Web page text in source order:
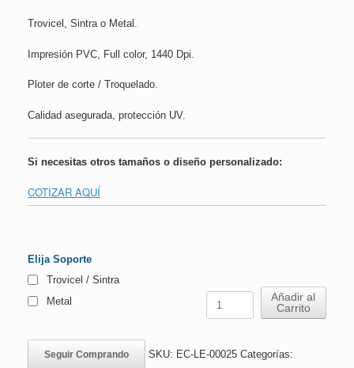
Trovicel, Sintra o Metal.
Impresión PVC, Full color, 1440 Dpi.
Ploter de corte / Troquelado.
Calidad asegurada, protección UV.
Si necesitas otros tamaños o diseño personalizado:
COTIZAR AQUÍ
Elija Soporte
Trovicel / Sintra
Metal
Letrero
Dirección
16x24cm
Añadir al
Carrito
Seguir Comprando SKU: EC-LE-00025 Categorías: